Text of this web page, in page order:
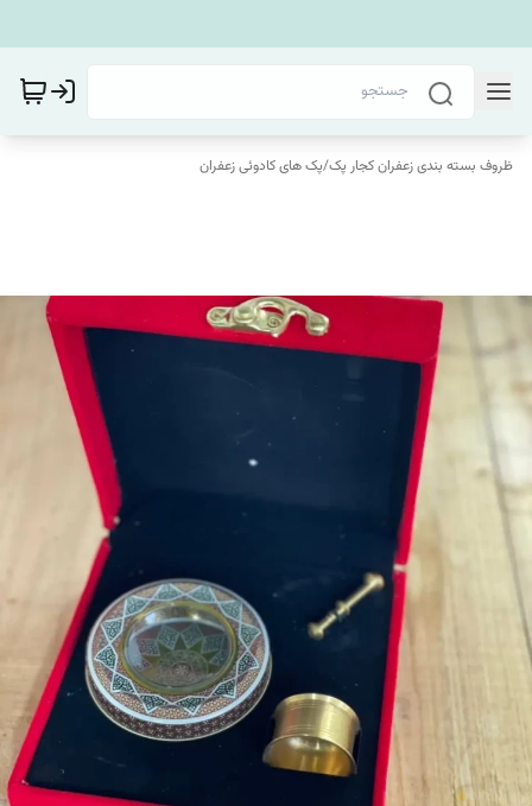
ظروف بسته بندی زعفران کجار پک/پک های کادوئی زعفران